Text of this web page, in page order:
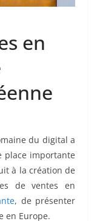
en
du digital a
place importante
à la création de
de ventes en
, de présenter
en Europe.